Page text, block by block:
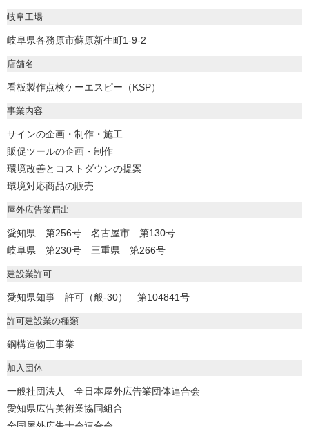
岐阜工場
岐阜県各務原市蘇原新生町1-9-2
店舗名
看板製作点検ケーエスピー（KSP）
事業内容
サインの企画・制作・施工
販促ツールの企画・制作
環境改善とコストダウンの提案
環境対応商品の販売
屋外広告業届出
愛知県 第256号 名古屋市 第130号
岐阜県 第230号 三重県 第266号
建設業許可
愛知県知事 許可（般-30） 第104841号
許可建設業の種類
鋼構造物工事業
加入団体
一般社団法人 全日本屋外広告業団体連合会
愛知県広告美術業協同組合